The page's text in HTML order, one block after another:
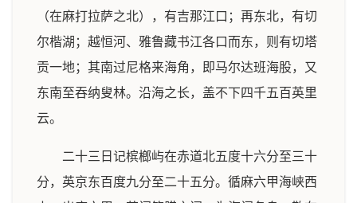
（在麻打拉萨之北），有吉那江口；再东北，有切
尔楷湖；越恒河、雅鲁藏书江各口而东，则有切塔
贡一地；其南过尼格来海角，即马尔达班海股，又
东南至吞纳叟林。沿海之长，盖不下四千五百英里
云。
二十三日记槟榔屿在赤道北五度十六分至三十
分，英京东百度九分至二十五分。循麻六甲海峡西